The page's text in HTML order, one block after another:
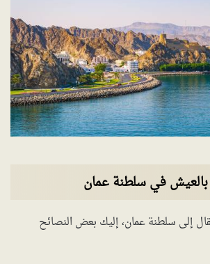
بالعيش في سلطنة عمان
إلى سلطنة عمان، إليك بعض النصائح